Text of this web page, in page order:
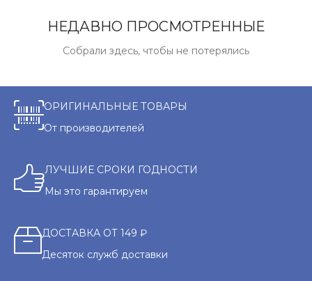
НЕДАВНО ПРОСМОТРЕННЫЕ
Собрали здесь, чтобы не потерялись
ОРИГИНАЛЬНЫЕ ТОВАРЫ
От производителей
ЛУЧШИЕ СРОКИ ГОДНОСТИ
Мы это гарантируем
ДОСТАВКА ОТ 149 ₽
Десяток служб доставки